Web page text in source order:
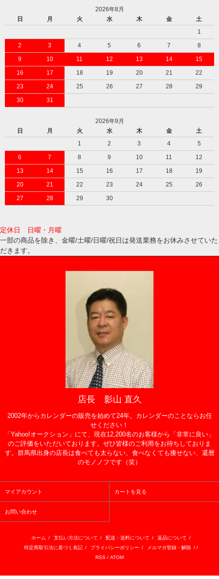
2026年8月
日
月 火 水 木 金
土
1
2
3 4 5 6 7
8
9
10 11 12 13 14
15
16
17 18 19 20 21
22
23
24 25 26 27 28
29
30
31
2026年9月
日
月 火 水 木 金
土
1
2 3 4
5
6
7 8 9 10 11
12
13
14 15 16 17 18
19
20
21 22 23 24 25
26
27
28 29 30
定休日 日曜・月曜
一部の商品を除き、金曜/土曜/日曜/祝日は発送業務をお休みさせていた
だきます。
店長 影山 直久
2002年からカレンダーの販売を始めて24年。カレンダーのことならお任
せください！
「Yahoo!オークション」にて、現在12,200名のお客様から「非常に良い」
のご評価をいただいております。ぜひ皆様のご利用をお待ちしておりま
す。群馬県出身の店長は食べても太らない、食べなくても痩せない、還暦
のモノノフです（笑）
マイアカウント カートを見る
お問い合わせ
ホーム / 支払い方法について / 配送・送料について / 返品について /
特定商取引法に基づく表記 / プライバシーポリシー / メルマガ登録・解除 / /
RSS / ATOM